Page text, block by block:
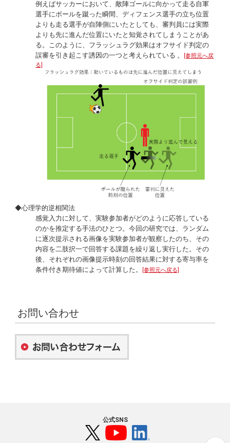
例えばサッカーにおいて、敵陣ゴールに向かって走る自軍
選手にボールを蹴った瞬間、ディフェンス選手の立ち位置
よりも走る選手が自陣側にいたとしても、審判員には実際
よりも先に進んだ位置にいたと知覚されてしまうことがあ
る。このように、フラッシュラグ効果はオフサイド判定の
誤審を引き起こす誘因の一つと考えられている 。
[参照元へ戻
る]
◆心理学的逆相関法
感覚入力に対して、実験参加者がどのように応答している
のかを推定する手法のひとつ。今回の研究では、ランダム
に逐次提示される画像を実験参加者が観察したのち、その
内容を二肢択一で回答する課題を繰り返し実行した。その
後、それぞれの画像提示時刻の回答結果に対する寄与率を
条件付き期待値によって計算した。
[参照元へ戻る]
お問い合わせ
公式SNS